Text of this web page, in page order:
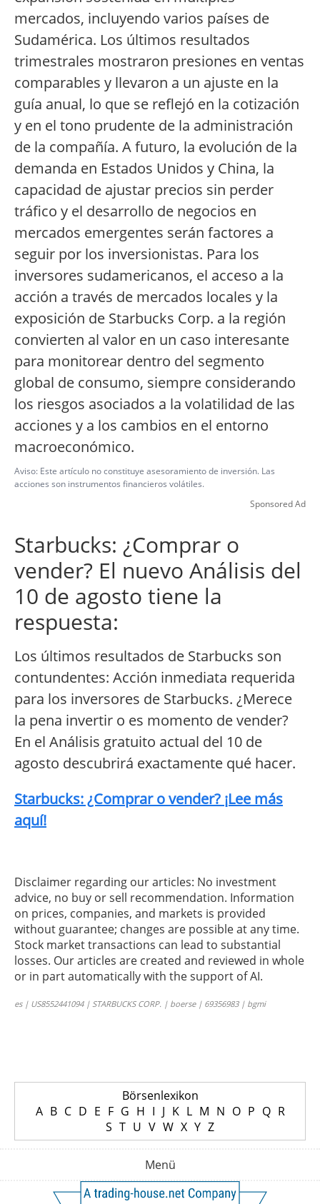
mercados, incluyendo varios países de
Sudamérica. Los últimos resultados
trimestrales mostraron presiones en ventas
comparables y llevaron a un ajuste en la
guía anual, lo que se reflejó en la cotización
y en el tono prudente de la administración
de la compañía. A futuro, la evolución de la
demanda en Estados Unidos y China, la
capacidad de ajustar precios sin perder
tráfico y el desarrollo de negocios en
mercados emergentes serán factores a
seguir por los inversionistas. Para los
inversores sudamericanos, el acceso a la
acción a través de mercados locales y la
exposición de Starbucks Corp. a la región
convierten al valor en un caso interesante
para monitorear dentro del segmento
global de consumo, siempre considerando
los riesgos asociados a la volatilidad de las
acciones y a los cambios en el entorno
macroeconómico.
Aviso: Este artículo no constituye asesoramiento de inversión. Las
acciones son instrumentos financieros volátiles.
Sponsored Ad
Starbucks: ¿Comprar o
vender? El nuevo Análisis del
10 de agosto tiene la
respuesta:
Los últimos resultados de Starbucks son
contundentes: Acción inmediata requerida
para los inversores de Starbucks. ¿Merece
la pena invertir o es momento de vender?
En el Análisis gratuito actual del 10 de
agosto descubrirá exactamente qué hacer.
Starbucks: ¿Comprar o vender? ¡Lee más
aquí!
Disclaimer regarding our articles: No investment
advice, no buy or sell recommendation. Information
on prices, companies, and markets is provided
without guarantee; changes are possible at any time.
Stock market transactions can lead to substantial
losses. Our articles are created and reviewed in whole
or in part automatically with the support of AI.
es | US8552441094 | STARBUCKS CORP. | boerse | 69356983 | bgmi
Börsenlexikon
A B C D E F G H I J K L M N O P Q R
S T U V W X Y Z
Menü